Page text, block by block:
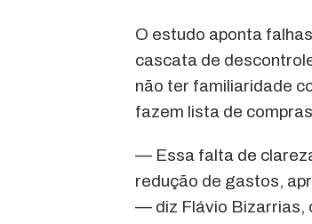
O estudo aponta
cascata de
não ter familiaridade
fazem lista de
— Essa falta de
redução de gastos,
— diz Flávio Bizarrias,